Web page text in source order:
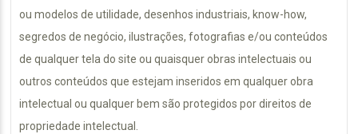
ou modelos de utilidade, desenhos industriais, know-how,
segredos de negócio, ilustrações, fotografias e/ou conteúdos
de qualquer tela do site ou quaisquer obras intelectuais ou
outros conteúdos que estejam inseridos em qualquer obra
intelectual ou qualquer bem são protegidos por direitos de
propriedade intelectual.